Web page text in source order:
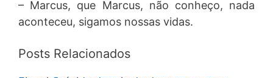
– Marcus, que Marcus, não conheço, nada
aconteceu, sigamos nossas vidas.
Posts Relacionados